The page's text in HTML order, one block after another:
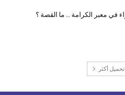
تحميل أكثر